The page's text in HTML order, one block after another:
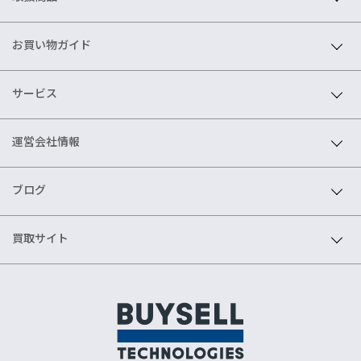
お買い物ガイド
サービス
運営会社情報
ブログ
買取サイト